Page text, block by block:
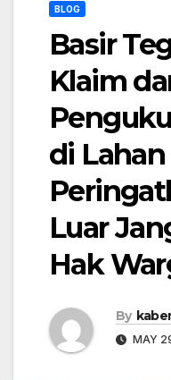
BLOG
Basir
Klaim
di
Luar
Hak
By
MAY